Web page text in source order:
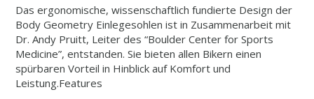
Das ergonomische, wissenschaftlich fundierte Design der
Body Geometry Einlegesohlen ist in Zusammenarbeit mit
Dr. Andy Pruitt, Leiter des “Boulder Center for Sports
Medicine”, entstanden. Sie bieten allen Bikern einen
spürbaren Vorteil in Hinblick auf Komfort und
Leistung.Features